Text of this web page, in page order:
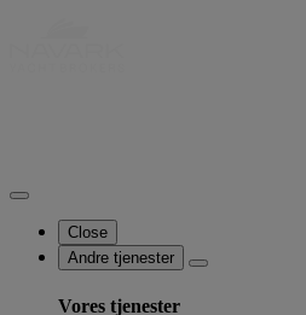
Close
Andre tjenester
Vores tjenester